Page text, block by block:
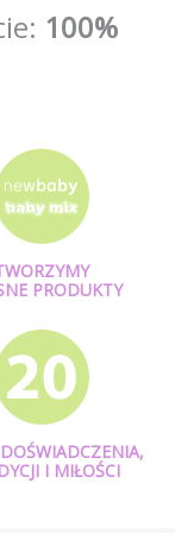
100%
PRODUKTY
I MIŁOŚCI